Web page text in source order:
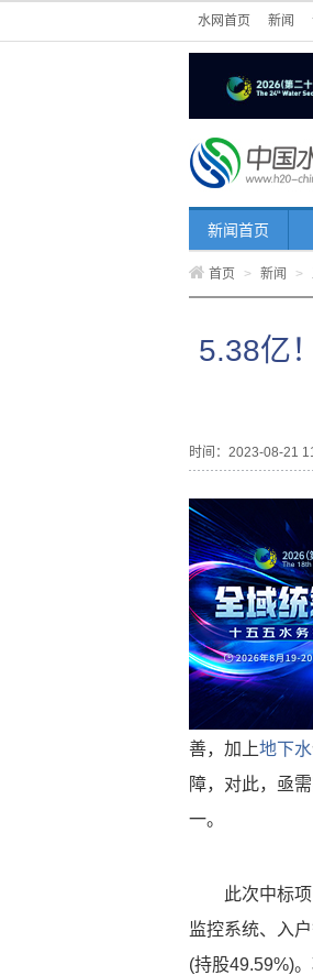
水网首页 新闻
新闻首页
首页 > 新闻 >
5.38亿
时间：2023-08-21
善，加上地下水
障，对此，亟
一。
此次中标
监控系统、入
(持股49.59%)